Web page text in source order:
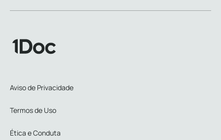
Aviso de Privacidade
Termos de Uso
Ética e Conduta